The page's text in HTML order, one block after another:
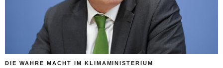
DIE WAHRE MACHT IM KLIMAMINISTERIUM